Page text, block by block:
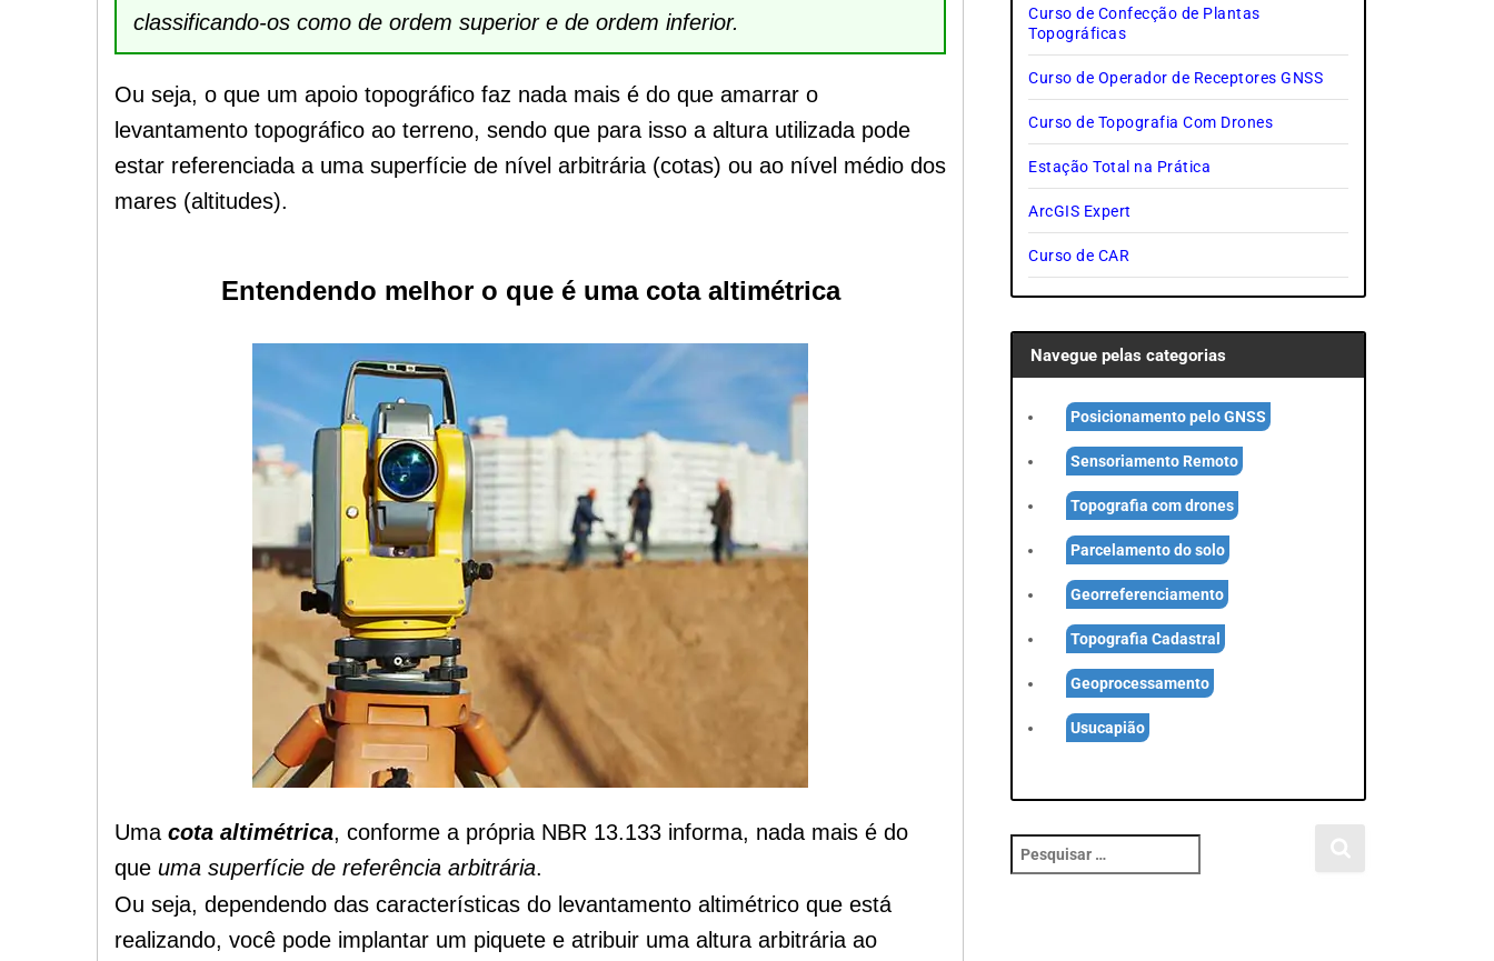
classificando-os como de ordem superior e de ordem inferior.
Ou seja, o que um apoio topográfico faz nada mais é do que amarrar o
levantamento topográfico ao terreno, sendo que para isso a altura utilizada pode
estar referenciada a uma superfície de nível arbitrária (cotas) ou ao nível médio dos
mares (altitudes).
Entendendo melhor o que é uma cota altimétrica
Uma cota altimétrica, conforme a própria NBR 13.133 informa, nada mais é do
que uma superfície de referência arbitrária.
Ou seja, dependendo das características do levantamento altimétrico que está
realizando, você pode implantar um piquete e atribuir uma altura arbitrária ao
Curso de Confecção de Plantas
Topográficas
Curso de Operador de Receptores GNSS
Curso de Topografia Com Drones
Estação Total na Prática
ArcGIS Expert
Curso de CAR
Navegue pelas categorias
Posicionamento pelo GNSS
Sensoriamento Remoto
Topografia com drones
Parcelamento do solo
Georreferenciamento
Topografia Cadastral
Geoprocessamento
Usucapião
e